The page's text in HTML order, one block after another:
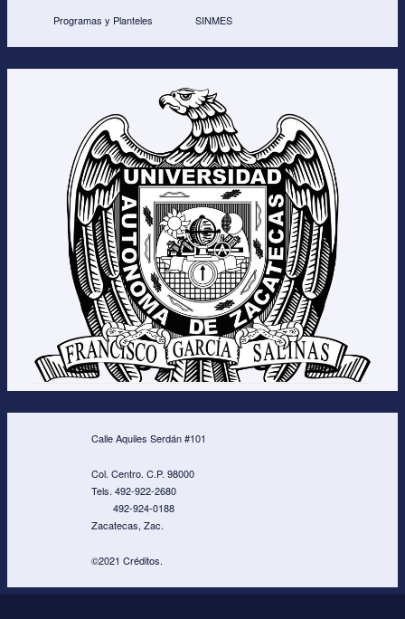
k
Programas y Planteles SINMES
Calle Aquiles Serdán #101
Col. Centro. C.P. 98000
Tels. 492-922-2680
492-924-0188
Zacatecas, Zac.
©2021 Créditos.